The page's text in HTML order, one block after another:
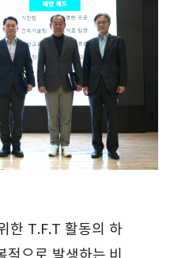
한 T.F.T 활동의 하